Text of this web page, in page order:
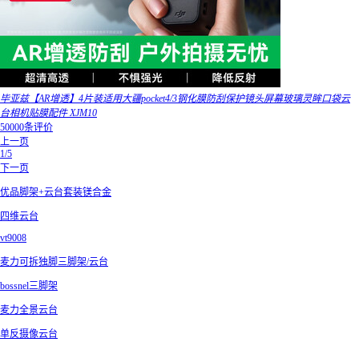
毕亚兹【AR增透】4片装适用大疆pocket4/3钢化膜防刮保护镜头屏幕玻璃灵眸口袋云
台相机贴膜配件 XJM10
50000条评价
上一页
1/5
下一页
优品脚架+云台套装镁合金
四维云台
vt9008
麦力可拆独脚三脚架/云台
bossnel三脚架
麦力全景云台
单反摄像云台